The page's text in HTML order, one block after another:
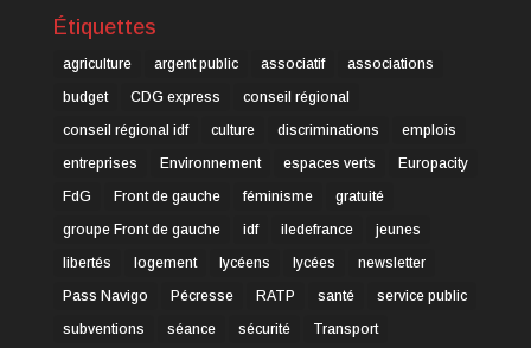
Étiquettes
agriculture argent public associatif
associations
budget
CDG express
conseil régional
conseil régional idf
culture discriminations
emplois
entreprises
Environnement espaces verts
Europacity
FdG
Front de gauche féminisme
gratuité
groupe Front de gauche
idf iledefrance
jeunes
libertés
logement lycéens lycées
newsletter
Pass Navigo
Pécresse RATP santé
service public
subventions
séance sécurité Transport